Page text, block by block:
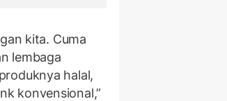
kita. Cuma
lembaga
halal,
konvensional,”